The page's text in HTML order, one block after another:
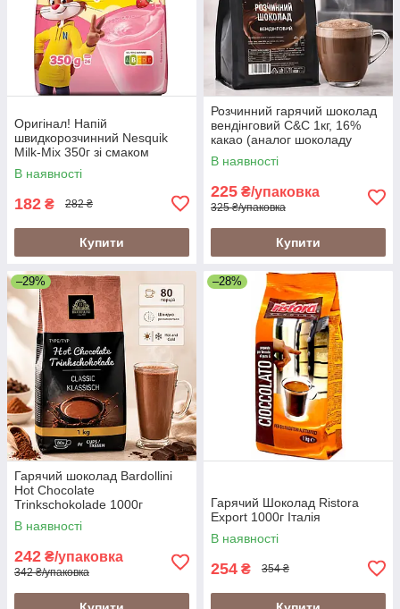
Оригінал! Напій
швидкорозчинний Nesquik
Milk-Mix 350г зі смаком
полуниці (Nesquik
Strawberry), Nestle
В наявності
182 ₴ 282 ₴
Купити
Розчинний гарячий шоколад
вендінговий C&C 1кг, 16%
какао (аналог шоколаду
Ristora, Nesquik) для
кавомашин, кав'ярні та дому
В наявності
225 ₴/упаковка
325 ₴/упаковка
Купити
–29%
Гарячий шоколад Bardollini
Hot Chocolate
Trinkschokolade 1000г
В наявності
242 ₴/упаковка
342 ₴/упаковка
–28%
Гарячий Шоколад Ristora
Export 1000г Італія
В наявності
254 ₴ 354 ₴